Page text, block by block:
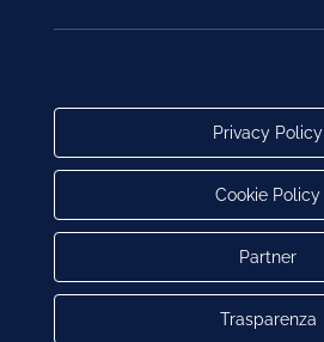
Privacy Policy
Cookie Policy
Partner
Trasparenza